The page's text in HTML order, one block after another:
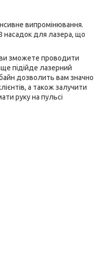
випромінювання.
насадок для лазера, що
ви зможете проводити
підійде лазерний
дозволить вам значно
а також залучити
руку на пульсі